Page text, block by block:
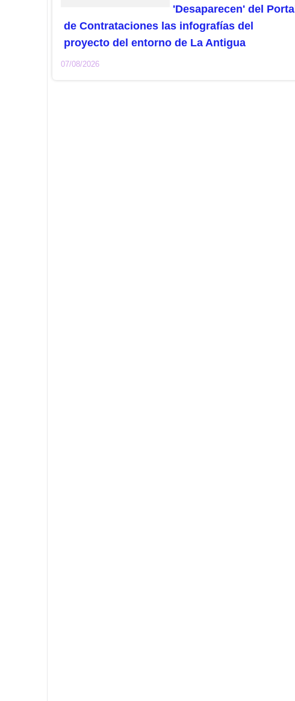
'Desaparecen' del Portal
de Contrataciones las infografías del
proyecto del entorno de La Antigua
07/08/2026